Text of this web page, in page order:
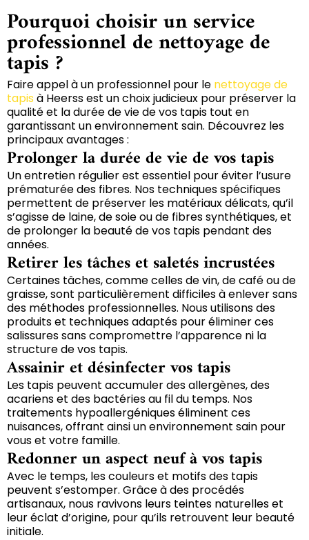
Pourquoi choisir un service
professionnel de nettoyage de
tapis ?
Faire appel à un professionnel pour le nettoyage de
tapis à Heerss est un choix judicieux pour préserver la
qualité et la durée de vie de vos tapis tout en
garantissant un environnement sain. Découvrez les
principaux avantages :
Prolonger la durée de vie de vos tapis
Un entretien régulier est essentiel pour éviter l’usure
prématurée des fibres. Nos techniques spécifiques
permettent de préserver les matériaux délicats, qu’il
s’agisse de laine, de soie ou de fibres synthétiques, et
de prolonger la beauté de vos tapis pendant des
années.
Retirer les tâches et saletés incrustées
Certaines tâches, comme celles de vin, de café ou de
graisse, sont particulièrement difficiles à enlever sans
des méthodes professionnelles. Nous utilisons des
produits et techniques adaptés pour éliminer ces
salissures sans compromettre l’apparence ni la
structure de vos tapis.
Assainir et désinfecter vos tapis
Les tapis peuvent accumuler des allergènes, des
acariens et des bactéries au fil du temps. Nos
traitements hypoallergéniques éliminent ces
nuisances, offrant ainsi un environnement sain pour
vous et votre famille.
Redonner un aspect neuf à vos tapis
Avec le temps, les couleurs et motifs des tapis
peuvent s’estomper. Grâce à des procédés
artisanaux, nous ravivons leurs teintes naturelles et
leur éclat d’origine, pour qu’ils retrouvent leur beauté
initiale.